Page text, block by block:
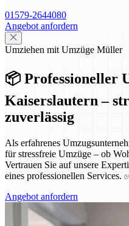
01579-2644080
Angebot anfordern
Umziehen mit Umzüge Müller
📦 Professioneller
Kaiserslautern –
zuverlässig
Als erfahrenes
für stressfreie Umzüge – ob
Vertrauen Sie auf unsere
eines professionellen Services.
Angebot anfordern